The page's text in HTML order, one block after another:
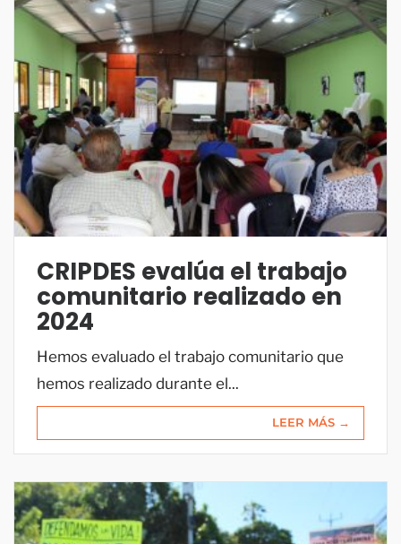
CRIPDES evalúa el trabajo
comunitario realizado en
2024
Hemos evaluado el trabajo comunitario que
hemos realizado durante el...
LEER MÁS →